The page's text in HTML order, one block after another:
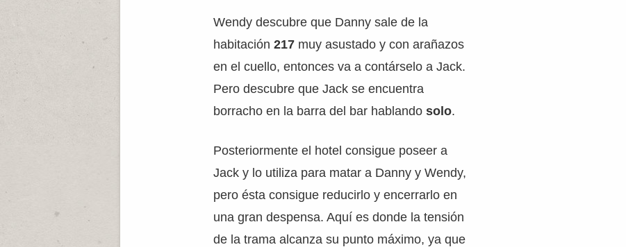
Wendy descubre que Danny sale de la
habitación217 muy asustado y con arañazos
en el cuello, entonces va a contárselo a Jack.
Pero descubre que Jack se encuentra
borracho en la barra del bar hablandosolo.
Posteriormente el hotel consigue poseer a
Jack y lo utiliza para matar a Danny y Wendy,
pero ésta consigue reducirlo y encerrarlo en
una gran despensa. Aquí es donde la tensión
de la trama alcanza su punto máximo, ya que